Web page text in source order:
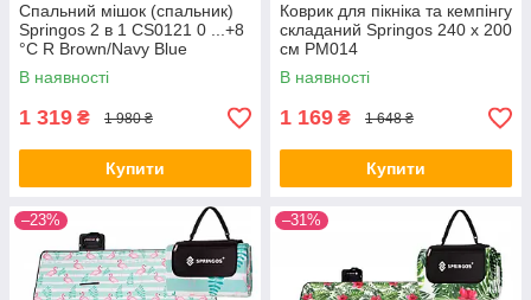
Спальний мішок (спальник)
Springos 2 в 1 CS0121 0 ...+8
°C R Brown/Navy Blue
В наявності
1 319 ₴ 1 980 ₴
Купити
Коврик для пікніка та кемпінгу
складаний Springos 240 x 200
см PM014
В наявності
1 169 ₴ 1 648 ₴
Купити
–23% –31%